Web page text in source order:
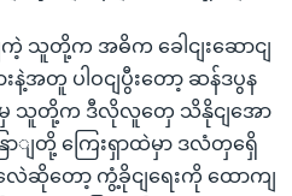
ကဲ့ သူတို့က အဓိက ခေါငျးဆောငျ
အတူ ပါဝငျပွီးတော့ ဆန်ဒပွန
သူတို့က ဒီလိုလူတှေ သိနိုငျအော
ာျတို့ ကြေးရှာထဲမှာ ဒလံတှရှေိ
တော့ ကွံ့ခိုငျရေးကို ထောကျ